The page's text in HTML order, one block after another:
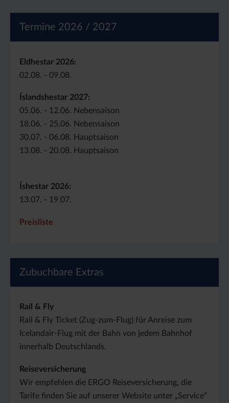
Termine 2026 / 2027
Eldhestar 2026:
02.08. - 09.08.
Íslandshestar 2027:
05.06. - 12.06. Nebensaison
18.06. - 25.06. Nebensaison
30.07. - 06.08. Hauptsaison
13.08. - 20.08. Hauptsaison
Íshestar 2026:
13.07. - 19.07.
Preisliste
Zubuchbare Extras
Rail & Fly
Rail & Fly Ticket (Zug-zum-Flug) für Anreise zum
Icelandair-Flug mit der Bahn von jedem Bahnhof
innerhalb Deutschlands.
Reiseversicherung
Wir empfehlen die ERGO Reiseversicherung, die
Tarife finden Sie auf unserer Website unter „Service“